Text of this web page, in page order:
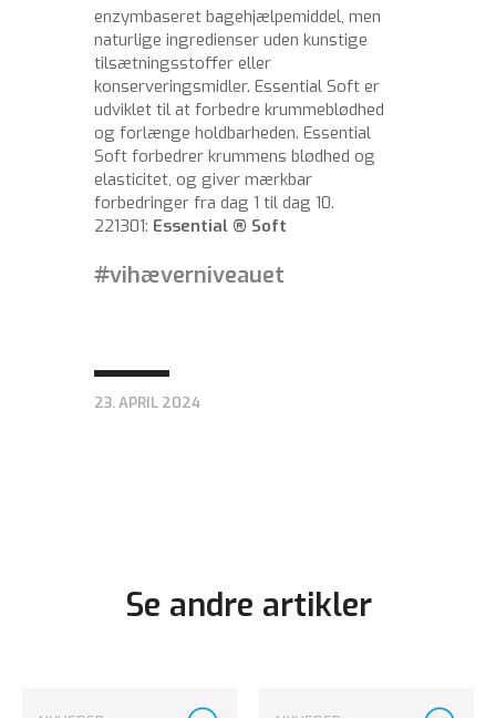
enzymbaseret bagehjælpemiddel, men
naturlige ingredienser uden kunstige
tilsætningsstoffer eller
konserveringsmidler. Essential Soft er
udviklet til at forbedre krummeblødhed
og forlænge holdbarheden. Essential
Soft forbedrer krummens blødhed og
elasticitet, og giver mærkbar
forbedringer fra dag 1 til dag 10.
221301: Essential ® Soft
#vihæverniveauet
23. APRIL 2024
Se andre artikler